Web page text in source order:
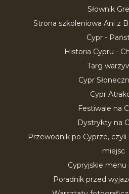
Słownik
Strona szkoleniowa Ani z
Cypr -
Historia Cypru -
Targ
Cypr
Cypr
Festiwale na
Dystrykty na
Przewodnik po Cyprze,
miejsc
Cypryjskie menu
Poradnik przed